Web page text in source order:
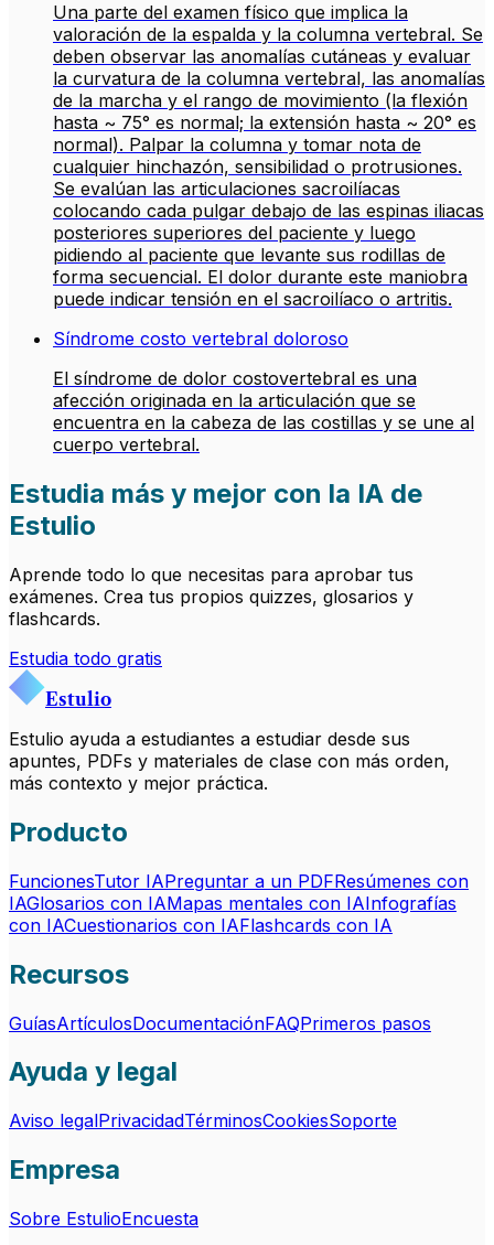
Una parte del examen físico que implica la
valoración de la espalda y la columna vertebral. Se
deben observar las anomalías cutáneas y evaluar
la curvatura de la columna vertebral, las anomalías
de la marcha y el rango de movimiento (la flexión
hasta ~ 75° es normal; la extensión hasta ~ 20° es
normal). Palpar la columna y tomar nota de
cualquier hinchazón, sensibilidad o protrusiones.
Se evalúan las articulaciones sacroilíacas
colocando cada pulgar debajo de las espinas iliacas
posteriores superiores del paciente y luego
pidiendo al paciente que levante sus rodillas de
forma secuencial. El dolor durante este maniobra
puede indicar tensión en el sacroilíaco o artritis.
Síndrome costo vertebral doloroso
El síndrome de dolor costovertebral es una
afección originada en la articulación que se
encuentra en la cabeza de las costillas y se une al
cuerpo vertebral.
Estudia más y mejor con la IA de
Estulio
Aprende todo lo que necesitas para aprobar tus
exámenes. Crea tus propios quizzes, glosarios y
flashcards.
Estudia todo gratis
Estulio
Estulio ayuda a estudiantes a estudiar desde sus
apuntes, PDFs y materiales de clase con más orden,
más contexto y mejor práctica.
Producto
FuncionesTutor IAPreguntar a un PDFResúmenes con
IAGlosarios con IAMapas mentales con IAInfografías
con IACuestionarios con IAFlashcards con IA
Recursos
GuíasArtículosDocumentaciónFAQPrimeros pasos
Ayuda y legal
Aviso legalPrivacidadTérminosCookiesSoporte
Empresa
Sobre EstulioEncuesta